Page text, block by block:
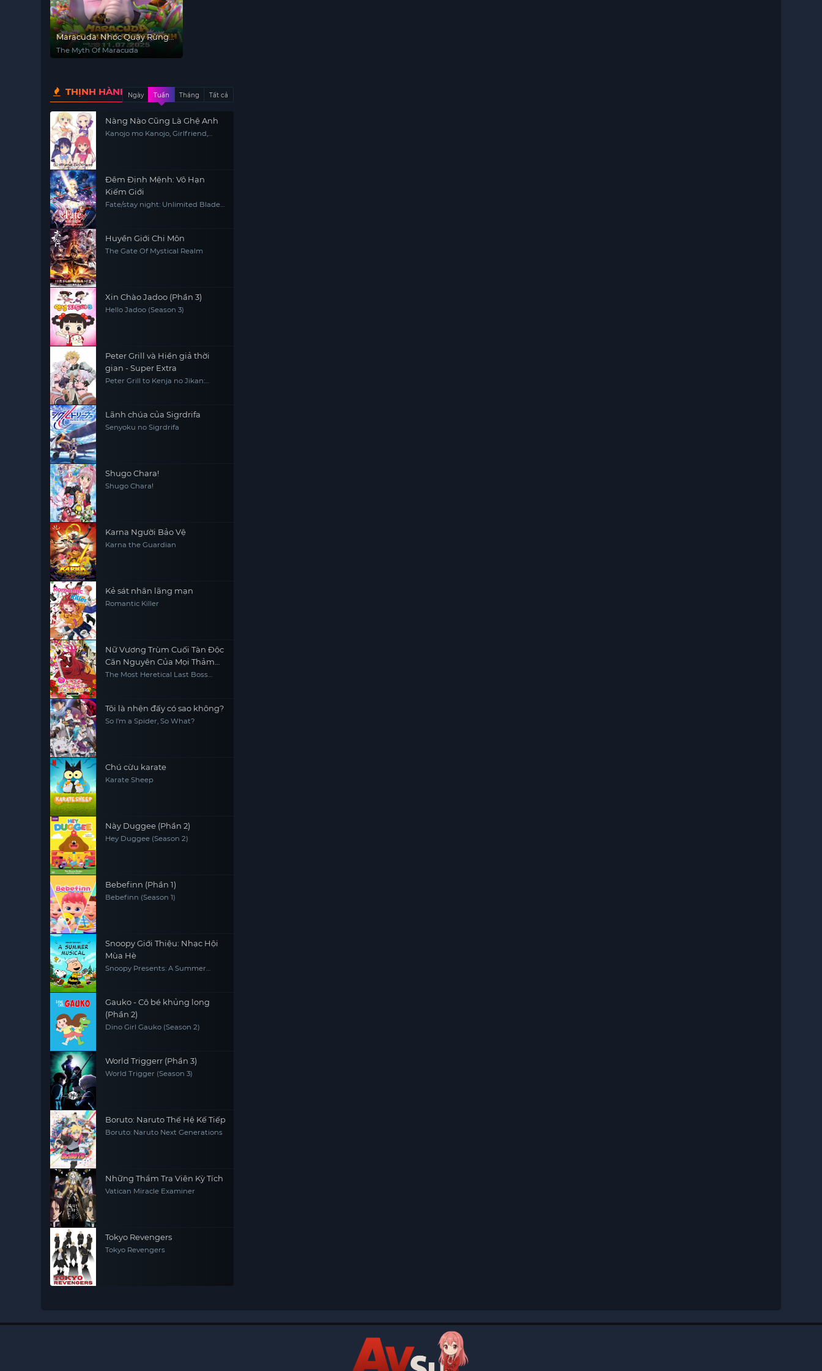
Maracuda: Nhóc Quậy Rừng
Xanh
The Myth Of Maracuda
THỊNH HÀNHNgày Tuần Tháng Tất cả
Nàng Nào Cũng Là Ghệ Anh
Kanojo mo Kanojo, Girlfriend,
Đêm Định Mệnh: Vô Hạn
Kiếm Giới
Fate/stay night: Unlimited Blade
Huyền Giới Chi Môn
The Gate Of Mystical Realm
Xin Chào Jadoo (Phần 3)
Hello Jadoo (Season 3)
Peter Grill và Hiền giả thời
gian - Super Extra
Peter Grill to Kenja no Jikan:
Lãnh chúa của Sigrdrifa
Senyoku no Sigrdrifa
Shugo Chara!
Shugo Chara!
Karna Người Bảo Vệ
Karna the Guardian
Kẻ sát nhân lãng mạn
Romantic Killer
Nữ Vương Trùm Cuối Tàn Độc
Căn Nguyên Của Mọi Thảm
Kịch Sẽ Dốc Sức Vì Người Dân
The Most Heretical Last Boss
Tôi là nhện đấy có sao không?
So I'm a Spider, So What?
Chú cừu karate
Karate Sheep
Này Duggee (Phần 2)
Hey Duggee (Season 2)
Bebefinn (Phần 1)
Bebefinn (Season 1)
Snoopy Giới Thiệu: Nhạc Hội
Mùa Hè
Snoopy Presents: A Summer
Gauko - Cô bé khủng long
(Phần 2)
Dino Girl Gauko (Season 2)
World Triggerr (Phần 3)
World Trigger (Season 3)
Boruto: Naruto Thế Hệ Kế Tiếp
Boruto: Naruto Next Generations
Những Thẩm Tra Viên Kỳ Tích
Vatican Miracle Examiner
Tokyo Revengers
Tokyo Revengers